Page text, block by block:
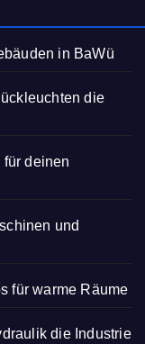
in BaWü
die
deinen
und
für warme Räume
die Industrie